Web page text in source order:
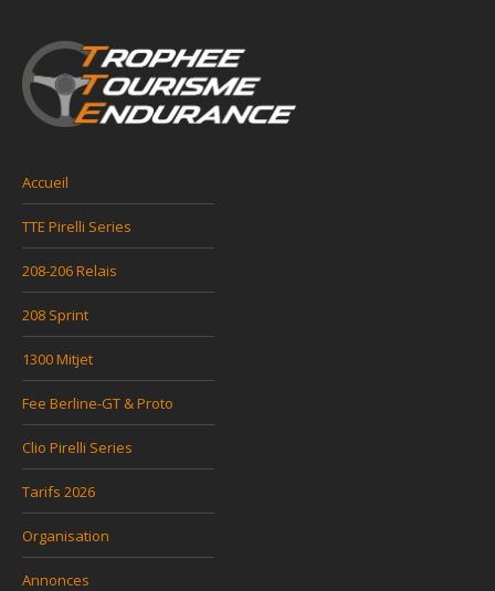
Accueil
TTE Pirelli Series
208-206 Relais
208 Sprint
1300 Mitjet
Fee Berline-GT & Proto
Clio Pirelli Series
Tarifs 2026
Organisation
Annonces